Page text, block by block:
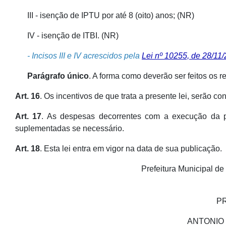
III - isenção de IPTU por até 8 (oito) anos; (NR)
IV - isenção de ITBI. (NR)
- Incisos III e IV acrescidos pela Lei nº 10255, de 28/
Parágrafo único. A forma como deverão ser feitos os
Art. 16. Os incentivos de que trata a presente lei, serão
Art. 17. As despesas decorrentes com a execução da
suplementadas se necessário.
Art. 18. Esta lei entra em vigor na data de sua publicação.
Prefeitura Municipal